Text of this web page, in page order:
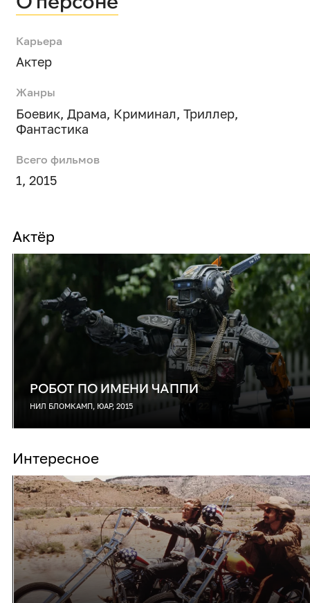
Карьера
Актер
Жанры
Боевик, Драма, Криминал, Триллер,
Фантастика
Всего фильмов
1, 2015
Актёр
РОБОТ ПО ИМЕНИ ЧАППИ
НИЛ БЛОМКАМП, ЮАР, 2015
Интересное